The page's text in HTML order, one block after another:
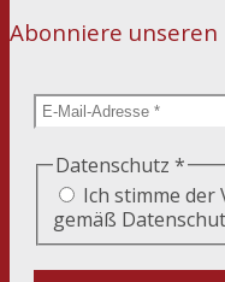
Abonniere
Datenschutz *
Ich stimme
gemäß